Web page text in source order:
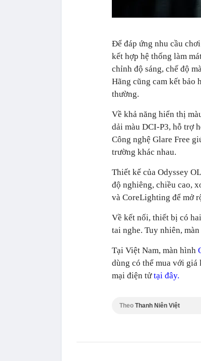
Để đáp ứng nhu cầu
kết hợp hệ thống làm
chỉnh độ sáng, chế độ
Hãng cũng cam kết bảo
thường.
Về khả năng hiển thị
dải màu DCI-P3, hỗ trợ
Công nghệ Glare Free
trường khác nhau.
Thiết kế của Odyssey
độ nghiêng, chiều cao,
và CoreLighting để mở
Về kết nối, thiết bị có
tai nghe. Tuy nhiên,
Tại Việt Nam, màn hình
dùng có thể mua với giá
mại điện tửtại đây.
Theo Thanh Niên Việt